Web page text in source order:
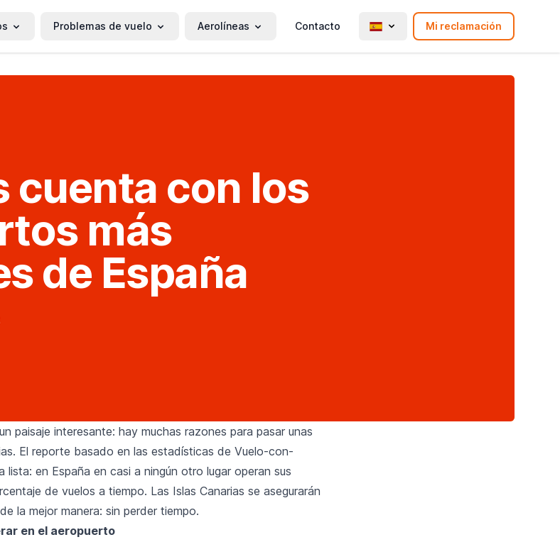
Problemas de vuelo Aerolíneas Contacto Mi reclamación
cuenta con los
más
de España
paisaje interesante: hay muchas razones para pasar unas
El reporte basado en las estadísticas de Vuelo-con-
lista: en España en casi a ningún otro lugar operan sus
de vuelos a tiempo. Las Islas Canarias se asegurarán
la mejor manera: sin perder tiempo.
en el aeropuerto